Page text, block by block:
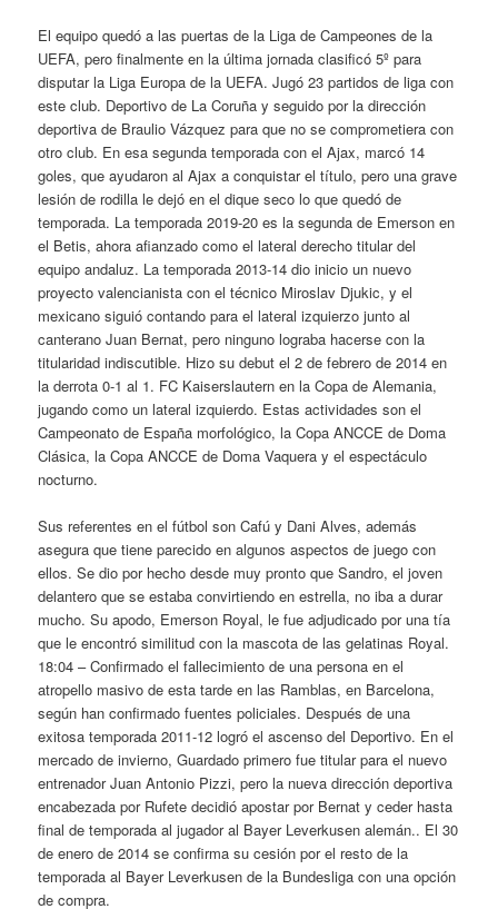
El equipo quedó a las puertas de la Liga de Campeones de la
UEFA, pero finalmente en la última jornada clasificó 5º para
disputar la Liga Europa de la UEFA. Jugó 23 partidos de liga con
este club. Deportivo de La Coruña y seguido por la dirección
deportiva de Braulio Vázquez para que no se comprometiera con
otro club. En esa segunda temporada con el Ajax, marcó 14
goles, que ayudaron al Ajax a conquistar el título, pero una grave
lesión de rodilla le dejó en el dique seco lo que quedó de
temporada. La temporada 2019-20 es la segunda de Emerson en
el Betis, ahora afianzado como el lateral derecho titular del
equipo andaluz. La temporada 2013-14 dio inicio un nuevo
proyecto valencianista con el técnico Miroslav Djukic, y el
mexicano siguió contando para el lateral izquierzo junto al
canterano Juan Bernat, pero ninguno lograba hacerse con la
titularidad indiscutible. Hizo su debut el 2 de febrero de 2014 en
la derrota 0-1 al 1. FC Kaiserslautern en la Copa de Alemania,
jugando como un lateral izquierdo. Estas actividades son el
Campeonato de España morfológico, la Copa ANCCE de Doma
Clásica, la Copa ANCCE de Doma Vaquera y el espectáculo
nocturno.
Sus referentes en el fútbol son Cafú y Dani Alves, además
asegura que tiene parecido en algunos aspectos de juego con
ellos. Se dio por hecho desde muy pronto que Sandro, el joven
delantero que se estaba convirtiendo en estrella, no iba a durar
mucho. Su apodo, Emerson Royal, le fue adjudicado por una tía
que le encontró similitud con la mascota de las gelatinas Royal.
18:04 – Confirmado el fallecimiento de una persona en el
atropello masivo de esta tarde en las Ramblas, en Barcelona,
según han confirmado fuentes policiales. Después de una
exitosa temporada 2011-12 logró el ascenso del Deportivo. En el
mercado de invierno, Guardado primero fue titular para el nuevo
entrenador Juan Antonio Pizzi, pero la nueva dirección deportiva
encabezada por Rufete decidió apostar por Bernat y ceder hasta
final de temporada al jugador al Bayer Leverkusen alemán.. El 30
de enero de 2014 se confirma su cesión por el resto de la
temporada al Bayer Leverkusen de la Bundesliga con una opción
de compra.